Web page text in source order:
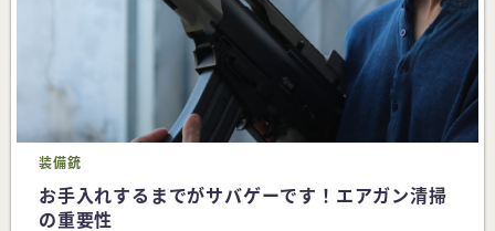
装備銃
お手入れするまでがサバゲーです！エアガン清掃
の重要性